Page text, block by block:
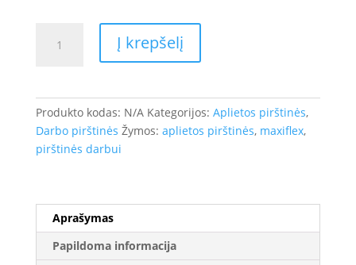
kiekis:
NITRILO
MIKROPUTOMIS
DRY
MAXIFLEX
Į krepšelį
Produkto kodas: N/A Kategorijos: Aplietos pirštinės,
Darbo pirštinės Žymos: aplietos pirštinės, maxiflex,
pirštinės darbui
Aprašymas
Papildoma informacija